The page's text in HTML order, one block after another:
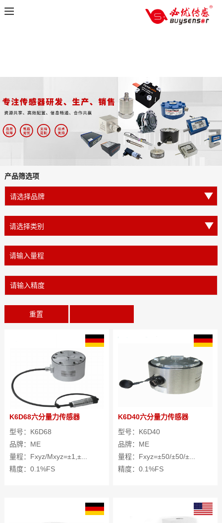
产品筛选项
重置
K6D68六分量力传感器
型号：K6D68
品牌：ME
量程：Fxyz/Mxyz=±1,±...
精度：0.1%FS
K6D40六分量力传感器
型号：K6D40
品牌：ME
量程：Fxyz=±50/±50/±...
精度：0.1%FS